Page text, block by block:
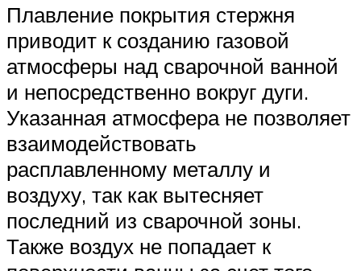
Плавление покрытия стержня
приводит к созданию газовой
атмосферы над сварочной ванной
и непосредственно вокруг дуги.
Указанная атмосфера не позволяет
взаимодействовать
расплавленному металлу и
воздуху, так как вытесняет
последний из сварочной зоны.
Также воздух не попадает к